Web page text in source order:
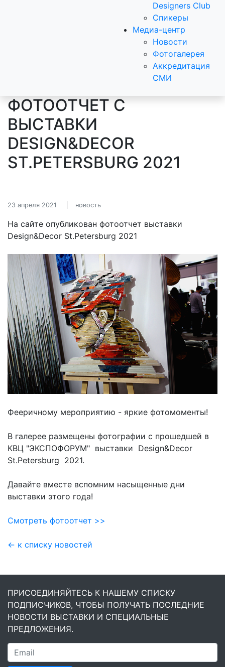
Designers Club
Спикеры
Медиа-центр
Новости
Фотогалерея
Аккредитация
СМИ
ФОТООТЧЕТ С
ВЫСТАВКИ
DESIGN&DECOR
ST.PETERSBURG 2021
23 апреля 2021 новость
На сайте опубликован фотоотчет выставки
Design&Decor St.Petersburg 2021
Фееричному мероприятию - яркие фотомоменты!
В галерее размещены фотографии с прошедшей в
КВЦ "ЭКСПОФОРУМ" выставки Design&Decor
St.Petersburg 2021.
Давайте вместе вспомним насыщенные дни
выставки этого года!
Смотреть фотоотчет >>
← к списку новостей
ПРИСОЕДИНЯЙТЕСЬ К НАШЕМУ СПИСКУ
ПОДПИСЧИКОВ, ЧТОБЫ ПОЛУЧАТЬ ПОСЛЕДНИЕ
НОВОСТИ ВЫСТАВКИ И СПЕЦИАЛЬНЫЕ
ПРЕДЛОЖЕНИЯ.